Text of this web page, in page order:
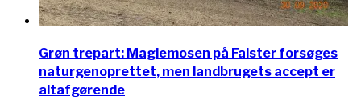
Grøn trepart: Maglemosen på Falster forsøges
naturgenoprettet, men landbrugets accept er
altafgørende